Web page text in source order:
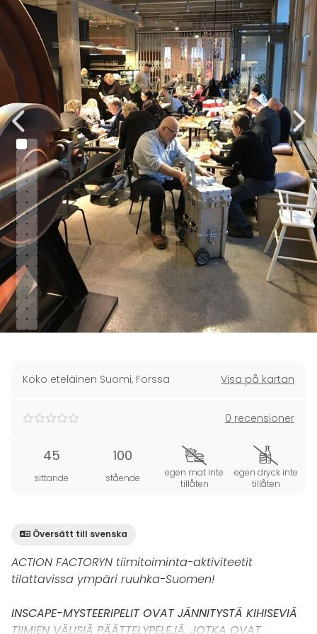
Koko eteläinen Suomi, Forssa Visa på kartan
0 recensioner
45
sittande
100
stående
egen mat inte
tillåten
egen dryck inte
tillåten
Översätt till svenska
ACTION FACTORYN tiimitoiminta-aktiviteetit
tilattavissa ympäri ruuhka-Suomen!
INSCAPE-MYSTEERIPELIT OVAT JÄNNITYSTÄ KIHISEVIÄ
TIIMIEN VÄLISIÄ PÄÄTTELYPELEJÄ, JOTKA OVAT